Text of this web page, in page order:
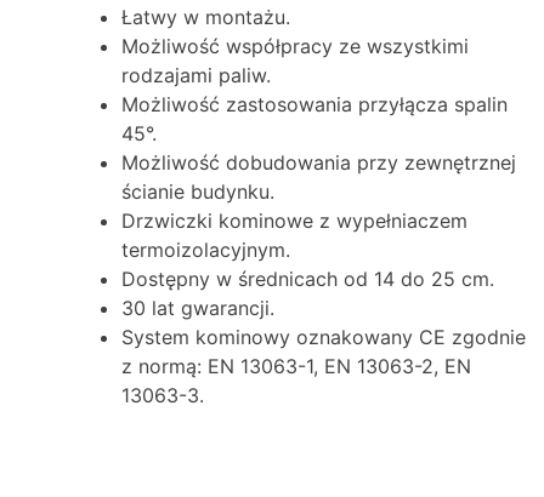
Łatwy w montażu.
Możliwość współpracy ze wszystkimi
rodzajami paliw.
Możliwość zastosowania przyłącza spalin
45°.
Możliwość dobudowania przy zewnętrznej
ścianie budynku.
Drzwiczki kominowe z wypełniaczem
termoizolacyjnym.
Dostępny w średnicach od 14 do 25 cm.
30 lat gwarancji.
System kominowy oznakowany CE zgodnie
z normą: EN 13063-1, EN 13063-2, EN
13063-3.